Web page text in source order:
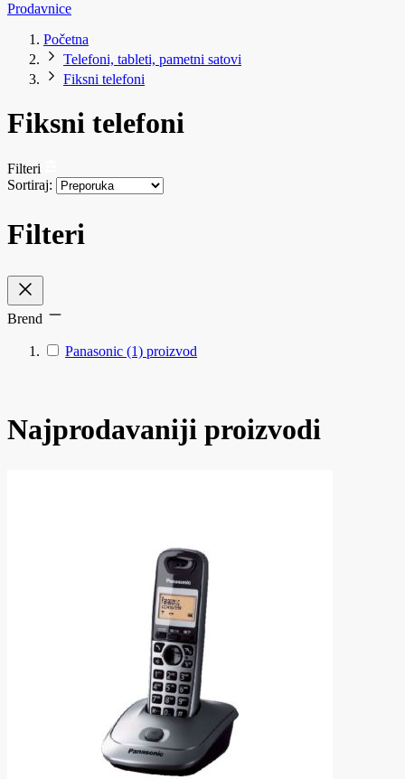
Prodavnice
Početna
Telefoni, tableti, pametni satovi
Fiksni telefoni
Fiksni telefoni
Filteri
Sortiraj:
Filteri
Brend
Panasonic (1) proizvod
Najprodavaniji proizvodi